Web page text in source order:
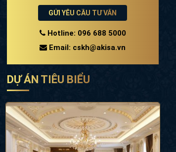
GỬI YÊU CẦU TƯ VẤN
Hotline: 096 688 5000
Email: cskh@akisa.vn
DỰ ÁN TIÊU BIỂU